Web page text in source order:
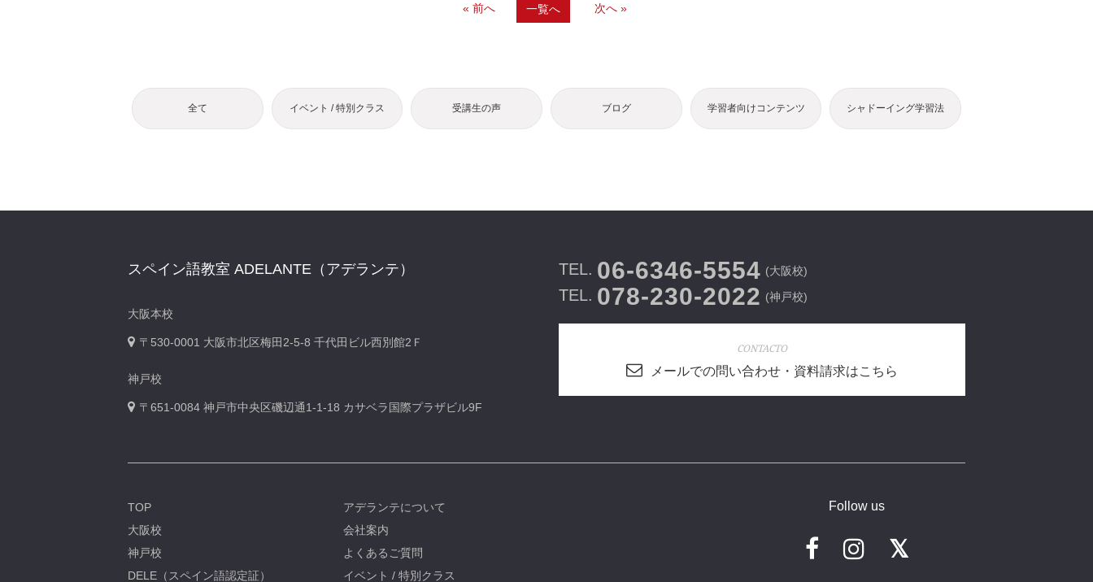
« 前へ 一覧へ 次へ »
全て イベント / 特別クラス 受講生の声 ブログ 学習者向けコンテンツ シャドーイング学習法
スペイン語教室 ADELANTE（アデランテ）
大阪本校
〒530-0001 大阪市北区梅田2-5-8 千代田ビル西別館2Ｆ
神戸校
〒651-0084 神戸市中央区磯辺通1-1-18 カサベラ国際プラザビル9F
TEL. 06-6346-5554 (大阪校)
TEL. 078-230-2022 (神戸校)
CONTACTO
メールでの問い合わせ・資料請求はこちら
TOP
大阪校
神戸校
DELE（スペイン語認定証）
アデランテについて
会社案内
よくあるご質問
イベント / 特別クラス
Follow us